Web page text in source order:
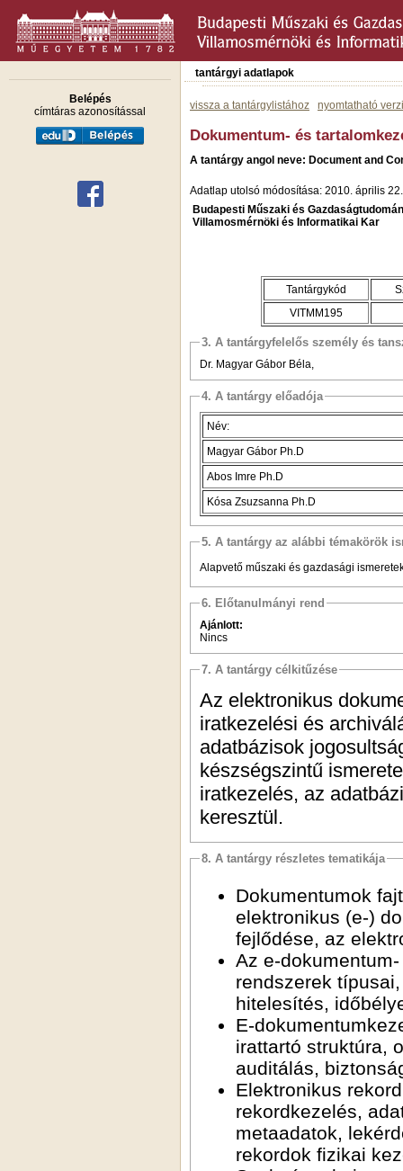
Belépés
címtáras azonosítással
tantárgyi adatlapok
vissza a tantárgylistához nyomtatható
Dokumentum- és
A tantárgy angol neve: Document and
Adatlap utolsó módosítása: 2010. április 22.
Budapesti Műszaki és
Villamosmérnöki és Informatikai Kar
Tantárgykód
VITMM195
3. A tantárgyfelelős személy és
Dr. Magyar Gábor Béla,
4. A tantárgy előadója
Név:
Magyar Gábor Ph.D
Abos Imre Ph.D
Kósa Zsuzsanna Ph.D
5. A tantárgy az alábbi témakörök
Alapvető műszaki és gazdasági
6. Előtanulmányi rend
Ajánlott:
Nincs
7. A tantárgy célkitűzése
Az elektronikus
iratkezelési és
adatbázisok
készségszintű
iratkezelés, az
keresztül.
8. A tantárgy részletes tematikája
Dokumentumok
elektronikus (e-)
fejlődése, az
Az e-
rendszerek
hitelesítés,
E-
irattartó struktúra,
auditálás,
Elektronikus
rekordkezelés,
metaadatok,
rekordok fizikai